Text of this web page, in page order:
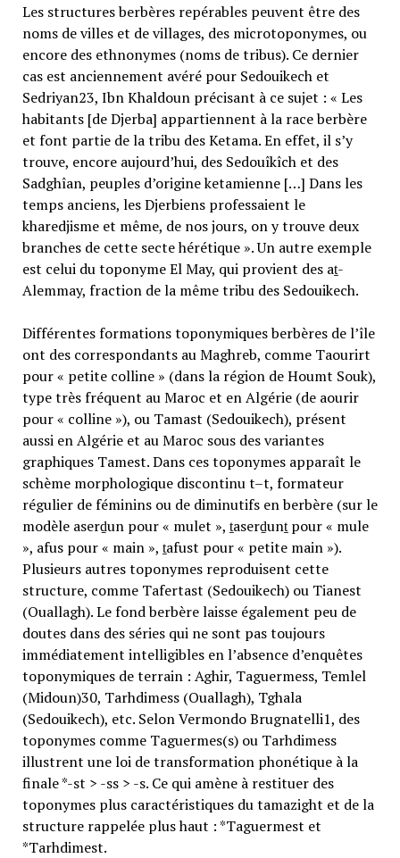
Les structures berbères repérables peuvent être des
noms de villes et de villages, des microtoponymes, ou
encore des ethnonymes (noms de tribus). Ce dernier
cas est anciennement avéré pour Sedouikech et
Sedriyan23, Ibn Khaldoun précisant à ce sujet : « Les
habitants [de Djerba] appartiennent à la race berbère
et font partie de la tribu des Ketama. En effet, il s’y
trouve, encore aujourd’hui, des Sedouîkîch et des
Sadghîan, peuples d’origine ketamienne […] Dans les
temps anciens, les Djerbiens professaient le
kharedjisme et même, de nos jours, on y trouve deux
branches de cette secte hérétique ». Un autre exemple
est celui du toponyme El May, qui provient des aṯ-
Alemmay, fraction de la même tribu des Sedouikech.
Différentes formations toponymiques berbères de l’île
ont des correspondants au Maghreb, comme Taourirt
pour « petite colline » (dans la région de Houmt Souk),
type très fréquent au Maroc et en Algérie (de aourir
pour « colline »), ou Tamast (Sedouikech), présent
aussi en Algérie et au Maroc sous des variantes
graphiques Tamest. Dans ces toponymes apparaît le
schème morphologique discontinu t–t, formateur
régulier de féminins ou de diminutifs en berbère (sur le
modèle aserḏun pour « mulet », ṯaserḏunṯ pour « mule
», afus pour « main », ṯafust pour « petite main »).
Plusieurs autres toponymes reproduisent cette
structure, comme Tafertast (Sedouikech) ou Tianest
(Ouallagh). Le fond berbère laisse également peu de
doutes dans des séries qui ne sont pas toujours
immédiatement intelligibles en l’absence d’enquêtes
toponymiques de terrain : Aghir, Taguermess, Temlel
(Midoun)30, Tarhdimess (Ouallagh), Tghala
(Sedouikech), etc. Selon Vermondo Brugnatelli1, des
toponymes comme Taguermes(s) ou Tarhdimess
illustrent une loi de transformation phonétique à la
finale *-st > -ss > -s. Ce qui amène à restituer des
toponymes plus caractéristiques du tamazight et de la
structure rappelée plus haut : *Taguermest et
*Tarhdimest.